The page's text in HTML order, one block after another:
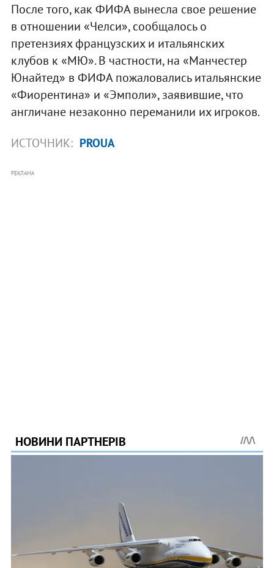
После того, как ФИФА вынесла свое решение
в отношении «Челси», сообщалось о
претензиях французских и итальянских
клубов к «МЮ». В частности, на «Манчестер
Юнайтед» в ФИФА пожаловались итальянские
«Фиорентина» и «Эмполи», заявившие, что
англичане незаконно переманили их игроков.
ИСТОЧНИК: PROUA
РЕКЛАМА